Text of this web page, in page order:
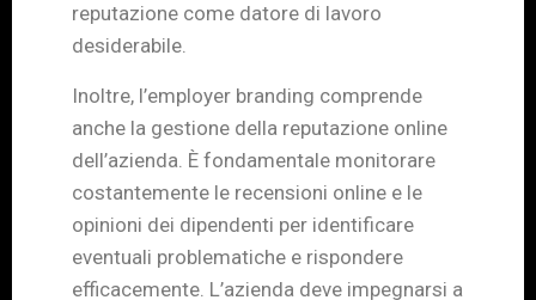
reputazione come datore di lavoro
desiderabile.
Inoltre, l’employer branding comprende
anche la gestione della reputazione online
dell’azienda. È fondamentale monitorare
costantemente le recensioni online e le
opinioni dei dipendenti per identificare
eventuali problematiche e rispondere
efficacemente. L’azienda deve impegnarsi a